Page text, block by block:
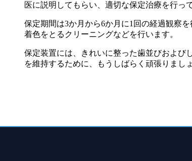
医に説明してもらい、適切な保定治療を行っ
保定期間は3か月から6か月に1回の経過観察
着色をとるクリーニングなどを行います。
保定装置には、きれいに整った歯並びおよび
を維持するために、もうしばらく頑張りましょ